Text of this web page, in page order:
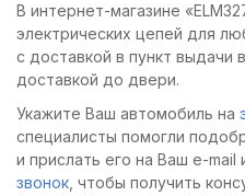
В интернет-магазине
электрических цепей для
с доставкой в пункт выдачи
доставкой до двери.
Укажите Ваш автомобиль на
специалисты помогли
и прислать его на Ваш e-mail
звонок , чтобы получить